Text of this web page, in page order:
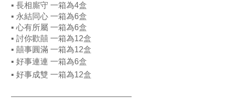
▪ 長相廝守 一箱為4盒
▪ 永結同心 一箱為6盒
▪ 心有所屬 一箱為6盒
▪ 討你歡囍 一箱為12盒
▪ 囍事圓滿 一箱為12盒
▪ 好事連連 一箱為6盒
▪ 好事成雙 一箱為12盒
———————————————